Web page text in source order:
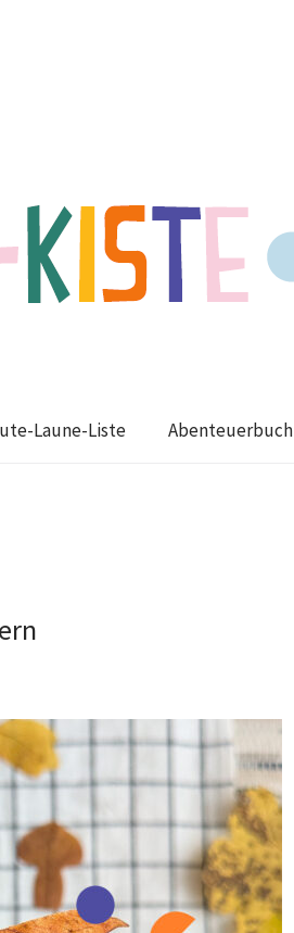
Laune-Liste Abenteuerbuch